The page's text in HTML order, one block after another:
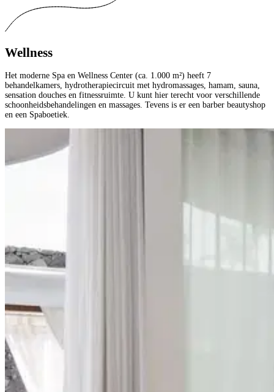
Wellness
Het moderne Spa en Wellness Center (ca. 1.000 m²) heeft 7
behandelkamers, hydrotherapiecircuit met hydromassages, hamam, sauna,
sensation douches en fitnessruimte. U kunt hier terecht voor verschillende
schoonheidsbehandelingen en massages. Tevens is er een barber beautyshop
en een Spaboetiek.